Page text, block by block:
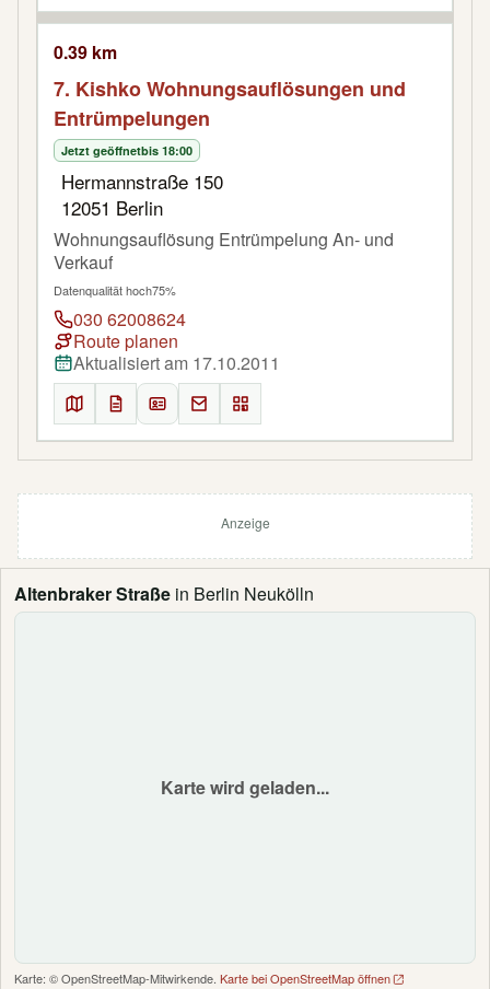
Altenbraker Straße in Berlin Neukölln
Karte wird geladen...
Karte: © OpenStreetMap-Mitwirkende. Karte bei OpenStreetMap öffnen
0.39 km
7. Kishko Wohnungsauflösungen und
Entrümpelungen
Jetzt geöffnetbis 18:00
Hermannstraße 150
12051 Berlin
Wohnungsauflösung Entrümpelung An- und
Verkauf
Datenqualität hoch75%
030 62008624
Route planen
Aktualisiert am 17.10.2011
Anzeige